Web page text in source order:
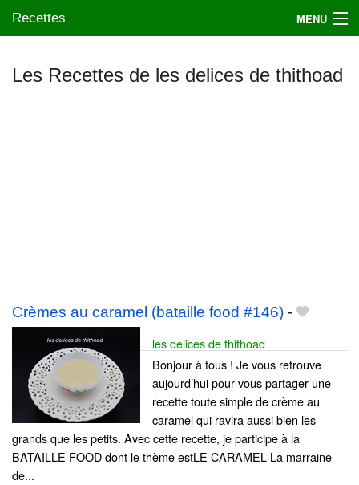
Recettes MENU
Les Recettes de les delices de thithoad
Crèmes au caramel (bataille food #146) -
les delices de thithoad
Bonjour à tous ! Je vous retrouve
aujourd’hui pour vous partager une
recette toute simple de crème au
caramel qui ravira aussi bien les
grands que les petits. Avec cette recette, je participe à la
BATAILLE FOOD dont le thème estLE CARAMEL La marraine
de...